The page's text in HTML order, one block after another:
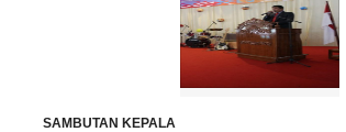
SAMBUTAN KEPALA